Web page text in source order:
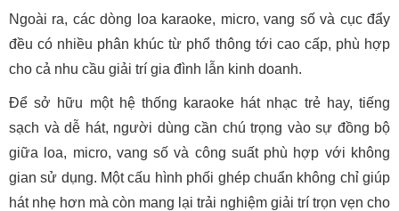
Ngoài ra, các dòng loa karaoke, micro, vang số và cục đẩy
đều có nhiều phân khúc từ phổ thông tới cao cấp, phù hợp
cho cả nhu cầu giải trí gia đình lẫn kinh doanh.
Để sở hữu một hệ thống karaoke hát nhạc trẻ hay, tiếng
sạch và dễ hát, người dùng cần chú trọng vào sự đồng bộ
giữa loa, micro, vang số và công suất phù hợp với không
gian sử dụng. Một cấu hình phối ghép chuẩn không chỉ giúp
hát nhẹ hơn mà còn mang lại trải nghiệm giải trí trọn vẹn cho